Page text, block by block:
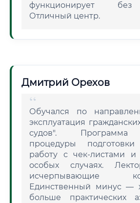
функционирует
Отличный центр.
Дмитрий Орехов
Обучался по
эксплуатация
судов". Программа
процедуры
работу с чек-листами и
особых случаях.
исчерпывающие
Единственный минус —
больше практических